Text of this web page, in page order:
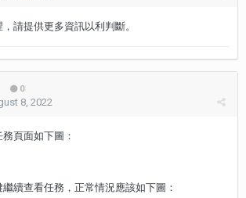
請提供更多資訊以利判斷。
0
8, 2022
頁面如下圖：
續查看任務，正常情況應該如下圖：